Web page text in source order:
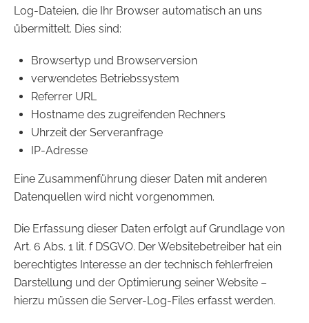
Log-Dateien, die Ihr Browser automatisch an uns
übermittelt. Dies sind:
Browsertyp und Browserversion
verwendetes Betriebssystem
Referrer URL
Hostname des zugreifenden Rechners
Uhrzeit der Serveranfrage
IP-Adresse
Eine Zusammenführung dieser Daten mit anderen
Datenquellen wird nicht vorgenommen.
Die Erfassung dieser Daten erfolgt auf Grundlage von
Art. 6 Abs. 1 lit. f DSGVO. Der Websitebetreiber hat ein
berechtigtes Interesse an der technisch fehlerfreien
Darstellung und der Optimierung seiner Website –
hierzu müssen die Server-Log-Files erfasst werden.